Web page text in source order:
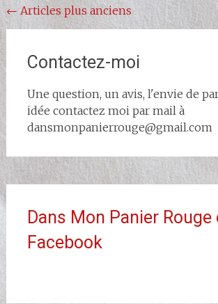
Navigation
au
sein
articles
← Articles plus anciens
Contactez-moi
Une question, un avis, l'envie de
idée contactez moi par mail à
dansmonpanierrouge@gmail.com
Dans Mon Panier
Facebook